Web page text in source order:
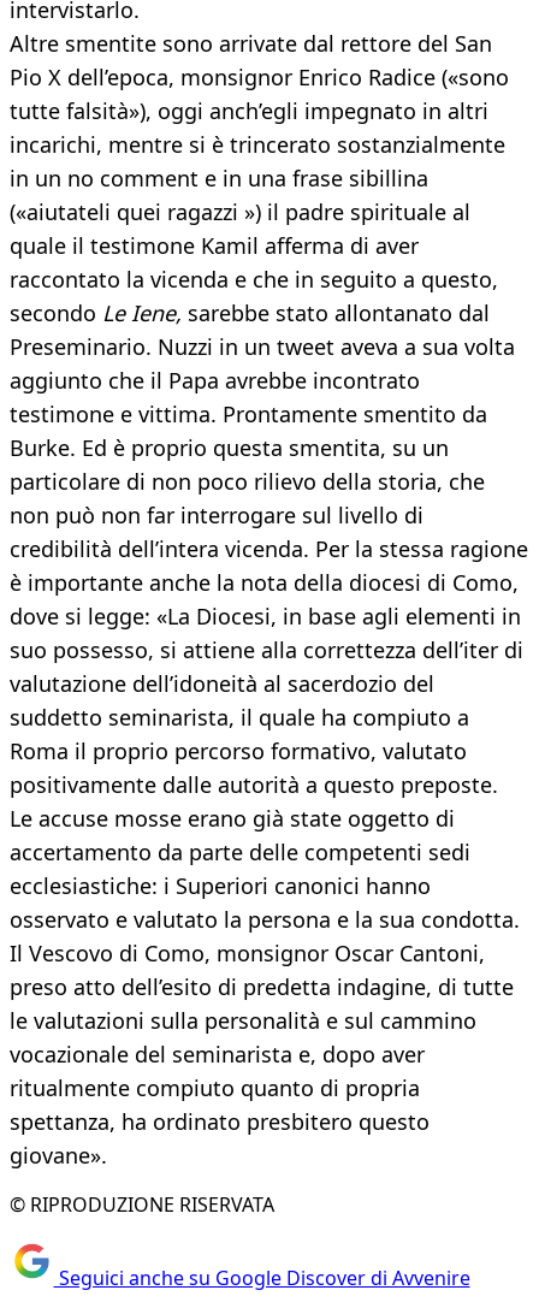
intervistarlo.
Altre smentite sono arrivate dal rettore del San
Pio X dell’epoca, monsignor Enrico Radice («sono
tutte falsità»), oggi anch’egli impegnato in altri
incarichi, mentre si è trincerato sostanzialmente
in un no comment e in una frase sibillina
(«aiutateli quei ragazzi ») il padre spirituale al
quale il testimone Kamil afferma di aver
raccontato la vicenda e che in seguito a questo,
secondo Le Iene, sarebbe stato allontanato dal
Preseminario. Nuzzi in un tweet aveva a sua volta
aggiunto che il Papa avrebbe incontrato
testimone e vittima. Prontamente smentito da
Burke. Ed è proprio questa smentita, su un
particolare di non poco rilievo della storia, che
non può non far interrogare sul livello di
credibilità dell’intera vicenda. Per la stessa ragione
è importante anche la nota della diocesi di Como,
dove si legge: «La Diocesi, in base agli elementi in
suo possesso, si attiene alla correttezza dell’iter di
valutazione dell’idoneità al sacerdozio del
suddetto seminarista, il quale ha compiuto a
Roma il proprio percorso formativo, valutato
positivamente dalle autorità a questo preposte.
Le accuse mosse erano già state oggetto di
accertamento da parte delle competenti sedi
ecclesiastiche: i Superiori canonici hanno
osservato e valutato la persona e la sua condotta.
Il Vescovo di Como, monsignor Oscar Cantoni,
preso atto dell’esito di predetta indagine, di tutte
le valutazioni sulla personalità e sul cammino
vocazionale del seminarista e, dopo aver
ritualmente compiuto quanto di propria
spettanza, ha ordinato presbitero questo
giovane».
© RIPRODUZIONE RISERVATA
Seguici anche su Google Discover di Avvenire